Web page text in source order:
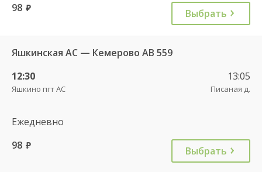
98 руб. Выбрать
Яшкинская АС — Кемерово АВ 559
12:30
Яшкино пгт АС
13:05
Писаная д.
Ежедневно
98 руб. Выбрать